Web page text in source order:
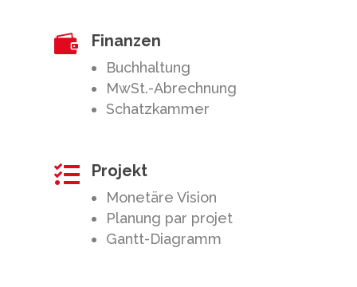
 Finanzen
Buchhaltung
MwSt.-Abrechnung
Schatzkammer
 Projekt
Monetäre Vision
Planung par projet
Gantt-Diagramm